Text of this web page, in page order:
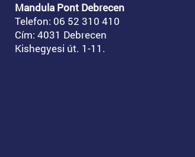
Mandula Pont Debrecen
Telefon: 06 52 310 410
Cím: 4031 Debrecen
Kishegyesi út. 1-11.